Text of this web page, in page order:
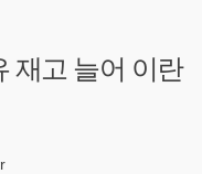
재고 늘어 이란